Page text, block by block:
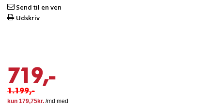
Send til en ven
Udskriv
719,-
1.199,-